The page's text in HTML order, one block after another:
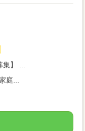
集】 ...
庭...